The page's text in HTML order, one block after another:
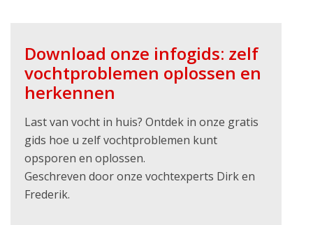
Download onze infogids: zelf
vochtproblemen oplossen en
herkennen
Last van vocht in huis? Ontdek in onze gratis
gids hoe u zelf vochtproblemen kunt
opsporen en oplossen.
Geschreven door onze vochtexperts Dirk en
Frederik.